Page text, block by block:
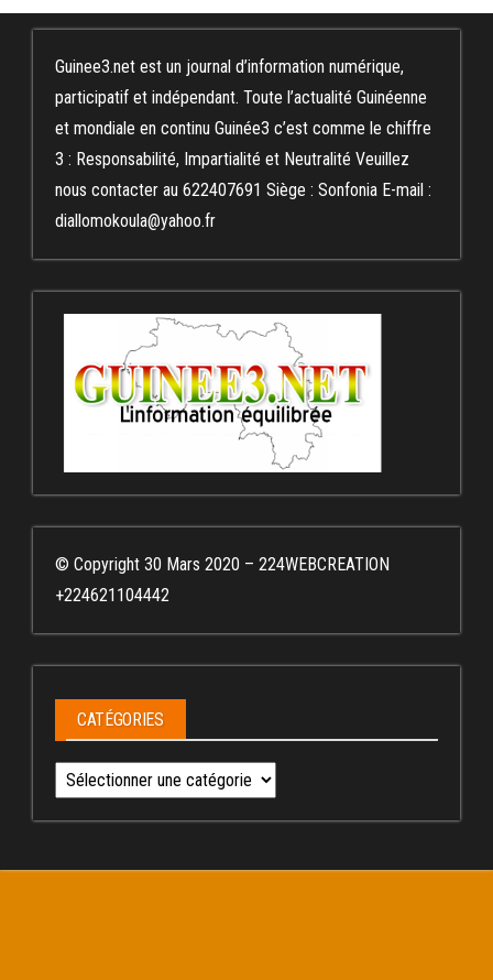
Guinee3.net est un journal d’information numérique,
participatif et indépendant. Toute l’actualité Guinéenne
et mondiale en continu Guinée3 c’est comme le chiffre
3 : Responsabilité, Impartialité et Neutralité Veuillez
nous contacter au 622407691 Siège : Sonfonia E-mail :
diallomokoula@yahoo.fr
© Copyright 30 Mars 2020 – 224WEBCREATION
+224621104442
CATÉGORIES
Catégories